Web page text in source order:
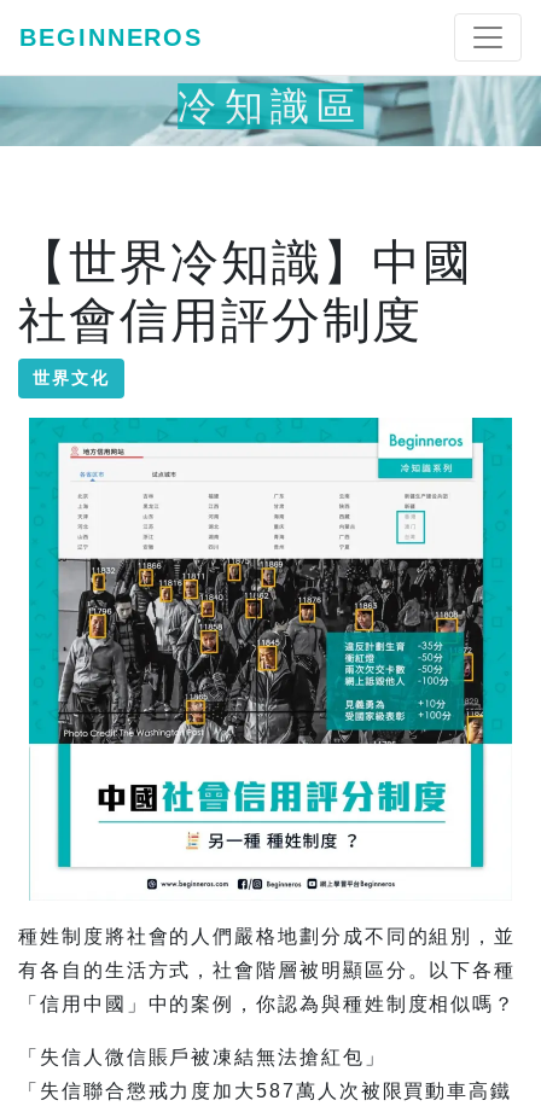
BEGINNEROS
冷知識區
【世界冷知識】中國
社會信用評分制度
世界文化
種姓制度將社會的人們嚴格地劃分成不同的組別，並
有各自的生活方式，社會階層被明顯區分。以下各種
「信用中國」中的案例，你認為與種姓制度相似嗎？
「失信人微信賬戶被凍結無法搶紅包」
「失信聯合懲戒力度加大587萬人次被限買動車高鐵